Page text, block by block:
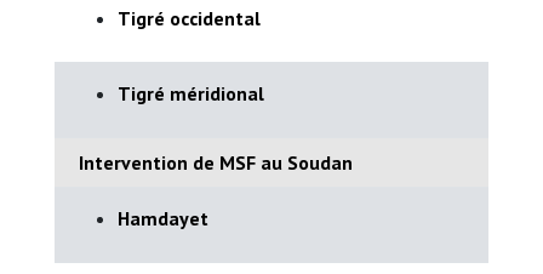
Tigré occidental
Tigré méridional
Intervention de MSF au Soudan
Hamdayet